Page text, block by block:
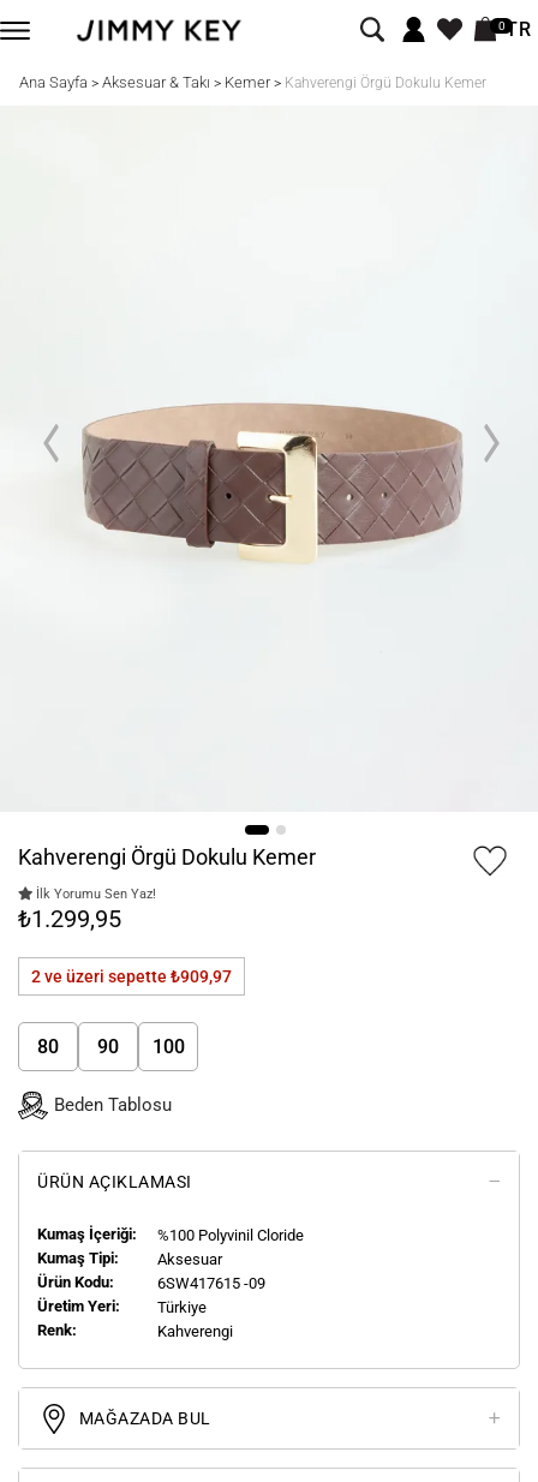
0TR
Ana Sayfa > Aksesuar & Takı > Kemer> Kahverengi Örgü Dokulu Kemer
Kahverengi Örgü Dokulu Kemer
İlk Yorumu Sen Yaz!
₺1.299,95
2 ve üzeri sepette ₺909,97
80 90 100
Beden Tablosu
ÜRÜN AÇIKLAMASI
Kumaş İçeriği:
%100 Polyvinil Cloride
Kumaş Tipi:
Aksesuar
Ürün Kodu:
6SW417615 -09
Üretim Yeri:
Türkiye
Renk:
Kahverengi
MAĞAZADA BUL